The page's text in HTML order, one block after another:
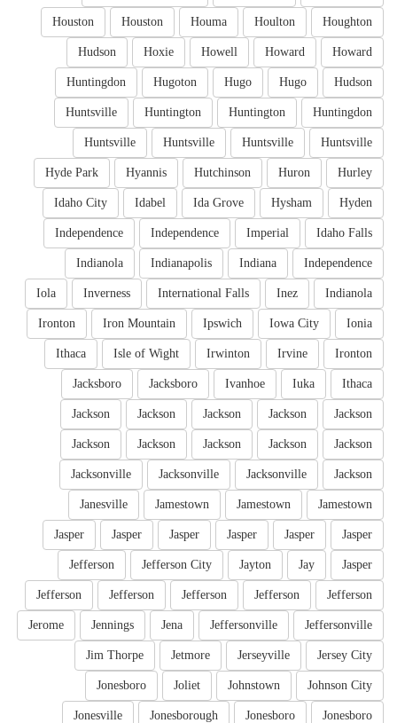
Houghton
Houlton
Houma
Houston
Houston
Howard
Howard
Howell
Hoxie
Hudson
Hudson
Hugo
Hugo
Hugoton
Huntingdon
Huntingdon
Huntington
Huntington
Huntsville
Huntsville
Huntsville
Huntsville
Huntsville
Hurley
Huron
Hutchinson
Hyannis
Hyde Park
Hyden
Hysham
Ida Grove
Idabel
Idaho City
Idaho Falls
Imperial
Independence
Independence
Independence
Indiana
Indianapolis
Indianola
Indianola
Inez
International Falls
Inverness
Iola
Ionia
Iowa City
Ipswich
Iron Mountain
Ironton
Ironton
Irvine
Irwinton
Isle of Wight
Ithaca
Ithaca
Iuka
Ivanhoe
Jacksboro
Jacksboro
Jackson
Jackson
Jackson
Jackson
Jackson
Jackson
Jackson
Jackson
Jackson
Jackson
Jackson
Jacksonville
Jacksonville
Jacksonville
Jamestown
Jamestown
Jamestown
Janesville
Jasper
Jasper
Jasper
Jasper
Jasper
Jasper
Jasper
Jay
Jayton
Jefferson City
Jefferson
Jefferson
Jefferson
Jefferson
Jefferson
Jefferson
Jeffersonville
Jeffersonville
Jena
Jennings
Jerome
Jersey City
Jerseyville
Jetmore
Jim Thorpe
Johnson City
Johnstown
Joliet
Jonesboro
Jonesboro
Jonesboro
Jonesborough
Jonesville